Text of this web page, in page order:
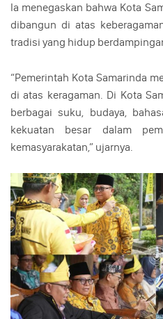
Ia menegaskan bahwa Kota
dibangun di atas
tradisi yang hidup
“Pemerintah Kota Samarinda
di atas keragaman. Di Kota
berbagai suku, budaya,
kekuatan besar dalam
kemasyarakatan,” ujarnya.